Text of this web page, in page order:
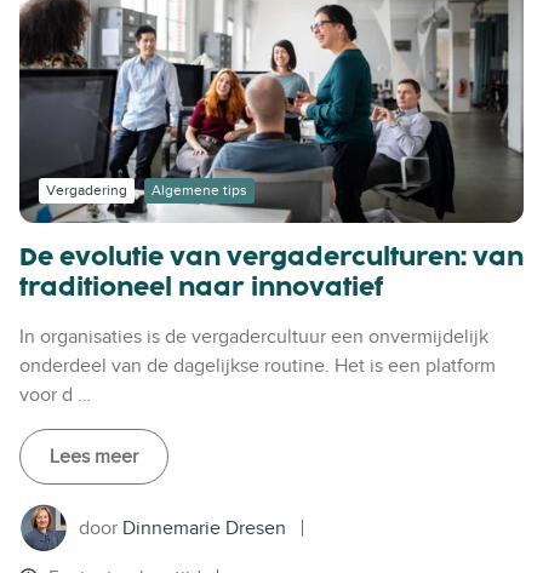
De evolutie van vergaderculturen: van
traditioneel naar innovatief
In organisaties is de vergadercultuur een onvermijdelijk
onderdeel van de dagelijkse routine. Het is een platform
voor d …
Lees meer
door Dinnemarie Dresen
Vergadering Algemene tips